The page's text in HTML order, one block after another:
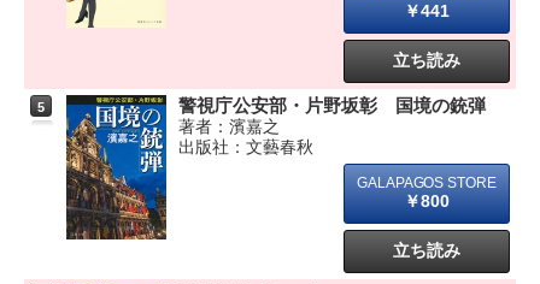
￥441
立ち読み
5 警視庁公安部・片野坂彰 国境の銃弾
著者：濱嘉之
出版社：文藝春秋
￥800
立ち読み